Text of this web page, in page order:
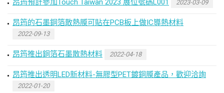
昂筠預計參加Touch Taiwan 2023 展位號碼L001 2023-03-09
昂筠的石墨銅箔散熱膜可貼在PCB板上做IC導熱材料
2022-09-13
昂筠推出銅箔石墨散熱材料 2022-04-18
昂筠推出透明LED新材料-無膠型PET鍍銅膜產品，歡迎洽詢
2022-01-20